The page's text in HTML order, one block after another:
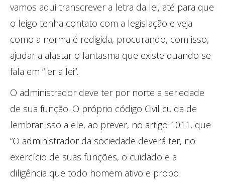
vamos aqui transcrever a letra da lei, até para que
o leigo tenha contato com a legislação e veja
como a norma é redigida, procurando, com isso,
ajudar a afastar o fantasma que existe quando se
fala em “ler a lei”.
O administrador deve ter por norte a seriedade
de sua função. O próprio código Civil cuida de
lembrar isso a ele, ao prever, no artigo 1011, que
“O administrador da sociedade deverá ter, no
exercício de suas funções, o cuidado e a
diligência que todo homem ativo e probo